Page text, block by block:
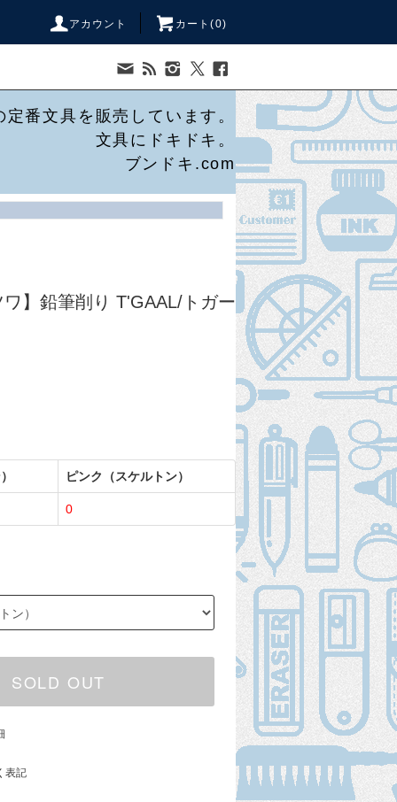
アカウント カート(0)
番文具を販売しています。
文具にドキドキ。
ブンドキ.com
】鉛筆削り T'GAAL/トガー
ピンク（スケルトン）
0
SOLD OUT
表記